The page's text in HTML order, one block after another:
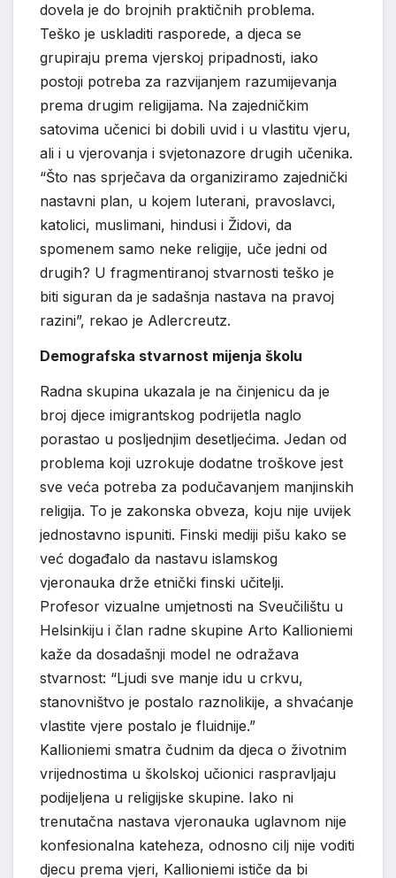
dovela je do brojnih praktičnih problema.
Teško je uskladiti rasporede, a djeca se
grupiraju prema vjerskoj pripadnosti, iako
postoji potreba za razvijanjem razumijevanja
prema drugim religijama. Na zajedničkim
satovima učenici bi dobili uvid i u vlastitu vjeru,
ali i u vjerovanja i svjetonazore drugih učenika.
“Što nas sprječava da organiziramo zajednički
nastavni plan, u kojem luterani, pravoslavci,
katolici, muslimani, hindusi i Židovi, da
spomenem samo neke religije, uče jedni od
drugih? U fragmentiranoj stvarnosti teško je
biti siguran da je sadašnja nastava na pravoj
razini”, rekao je Adlercreutz.
Demografska stvarnost mijenja školu
Radna skupina ukazala je na činjenicu da je
broj djece imigrantskog podrijetla naglo
porastao u posljednjim desetljećima. Jedan od
problema koji uzrokuje dodatne troškove jest
sve veća potreba za podučavanjem manjinskih
religija. To je zakonska obveza, koju nije uvijek
jednostavno ispuniti. Finski mediji pišu kako se
već događalo da nastavu islamskog
vjeronauka drže etnički finski učitelji.
Profesor vizualne umjetnosti na Sveučilištu u
Helsinkiju i član radne skupine Arto Kallioniemi
kaže da dosadašnji model ne odražava
stvarnost: “Ljudi sve manje idu u crkvu,
stanovništvo je postalo raznolikije, a shvaćanje
vlastite vjere postalo je fluidnije.”
Kallioniemi smatra čudnim da djeca o životnim
vrijednostima u školskoj učionici raspravljaju
podijeljena u religijske skupine. Iako ni
trenutačna nastava vjeronauka uglavnom nije
konfesionalna kateheza, odnosno cilj nije voditi
djecu prema vjeri, Kallioniemi ističe da bi